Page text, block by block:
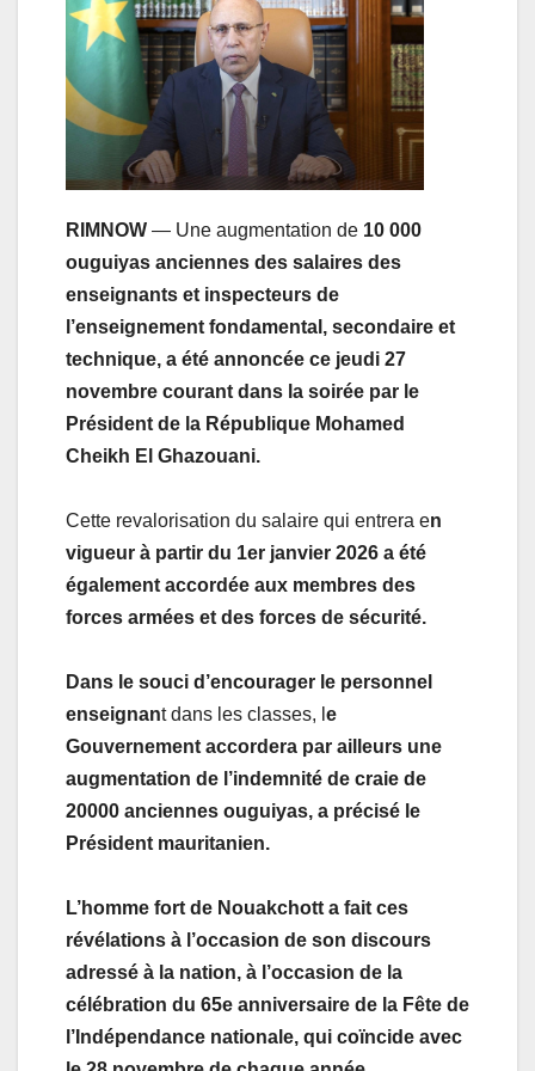
RIMNOW — Une augmentation de 10 000
ouguiyas anciennes des salaires des
enseignants et inspecteurs de
l’enseignement fondamental, secondaire et
technique, a été annoncée ce jeudi 27
novembre courant dans la soirée par le
Président de la République Mohamed
Cheikh El Ghazouani.
Cette revalorisation du salaire qui entrera en
vigueur à partir du 1er janvier 2026 a été
également accordée aux membres des
forces armées et des forces de sécurité.
Dans le souci d’encourager le personnel
enseignant dans les classes, l e
Gouvernement accordera par ailleurs une
augmentation de l’indemnité de craie de
20000 anciennes ouguiyas, a précisé le
Président mauritanien.
L’homme fort de Nouakchott a fait ces
révélations à l’occasion de son discours
adressé à la nation, à l’occasion de la
célébration du 65e anniversaire de la Fête de
l’Indépendance nationale, qui coïncide avec